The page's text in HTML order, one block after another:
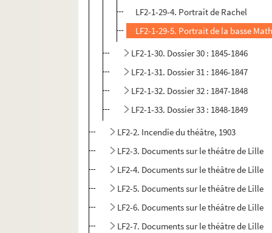
LF2-1-29-4. Portrait de Rachel
LF2-1-29-5. Portrait de la basse
LF2-1-30. Dossier 30 : 1845-1846
LF2-1-31. Dossier 31 : 1846-1847
LF2-1-32. Dossier 32 : 1847-1848
LF2-1-33. Dossier 33 : 1848-1849
LF2-2. Incendie du théâtre, 1903
LF2-3. Documents sur le théâtre de Lille
LF2-4. Documents sur le théâtre de Lille
LF2-5. Documents sur le théâtre de Lille
LF2-6. Documents sur le théâtre de Lille
LF2-7. Documents sur le théâtre de Lille